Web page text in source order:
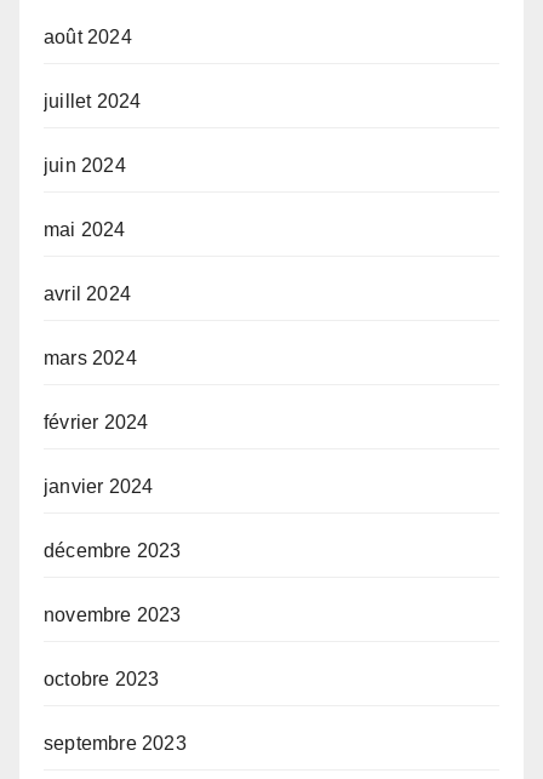
août 2024
juillet 2024
juin 2024
mai 2024
avril 2024
mars 2024
février 2024
janvier 2024
décembre 2023
novembre 2023
octobre 2023
septembre 2023